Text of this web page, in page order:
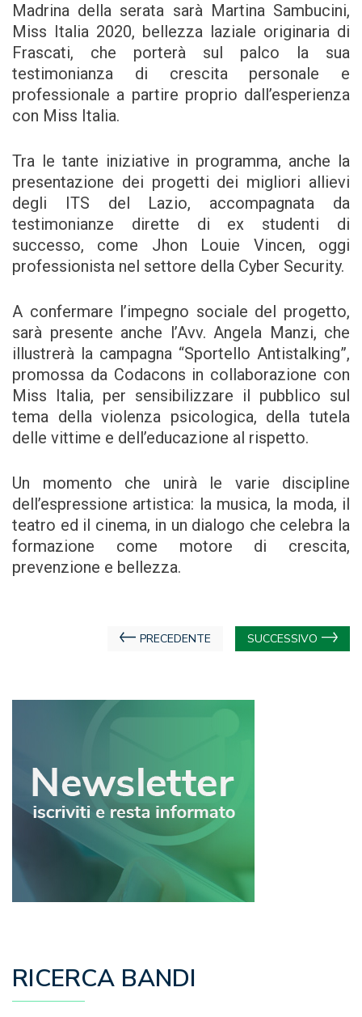
Madrina della serata sarà Martina Sambucini,
Miss Italia 2020, bellezza laziale originaria di
Frascati, che porterà sul palco la sua
testimonianza di crescita personale e
professionale a partire proprio dall’esperienza
con Miss Italia.
Tra le tante iniziative in programma, anche la
presentazione dei progetti dei migliori allievi
degli ITS del Lazio, accompagnata da
testimonianze dirette di ex studenti di
successo, come Jhon Louie Vincen, oggi
professionista nel settore della Cyber Security.
A confermare l’impegno sociale del progetto,
sarà presente anche l’Avv. Angela Manzi, che
illustrerà la campagna “Sportello Antistalking”,
promossa da Codacons in collaborazione con
Miss Italia, per sensibilizzare il pubblico sul
tema della violenza psicologica, della tutela
delle vittime e dell’educazione al rispetto.
Un momento che unirà le varie discipline
dell’espressione artistica: la musica, la moda, il
teatro ed il cinema, in un dialogo che celebra la
formazione come motore di crescita,
prevenzione e bellezza.
Navigazione
PRECEDENTE SUCCESSIVO
RICERCA BANDI